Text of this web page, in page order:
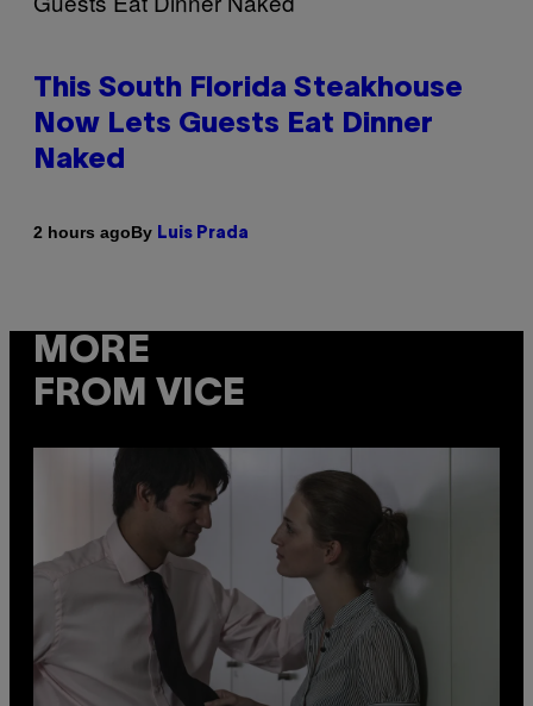
This South Florida Steakhouse
Now Lets Guests Eat Dinner
Naked
2 hours agoBy Luis Prada
MORE
FROM VICE